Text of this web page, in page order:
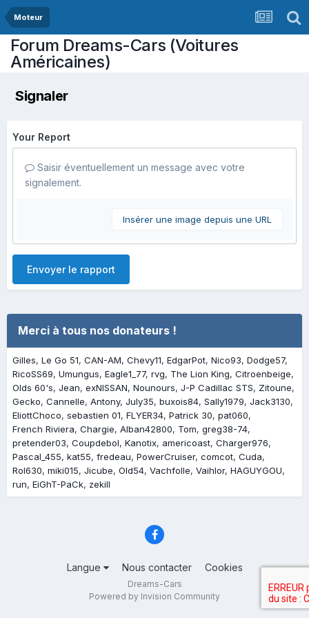
Moteur
Forum Dreams-Cars (Voitures
Américaines)
Signaler
Your Report
Saisir éventuellement un message avec votre
signalement.
Insérer une image depuis une URL
Envoyer le rapport
Merci à tous nos donateurs !
Gilles Le Go 51 CAN-AM Chevy11 EdgarPot Nico93 Dodge57
RicoSS69 Umungus Eagle1_77 rvg The Lion King Citroenbeige
Olds 60's Jean exNISSAN Nounours J-P Cadillac STS
Zitoune
Gecko Cannelle Antony July35 buxois84 Sally1979 Jack3130
EliottChoco sebastien 01 FLYER34 Patrick 30 pat060
French Riviera Chargie Alban42800 Tom greg38-74
pretender03 Coupdebol Kanotix americoast Charger976
Pascal_455 kat55 fredeau PowerCruiser comcot Cuda
Rol630 miki015 Jicube Old54 Vachfolle Vaihlor HAGUYGOU
run EiGhT-PaCk zekill
Langue Nous contacter Cookies
Dreams-Cars
Powered by Invision Community